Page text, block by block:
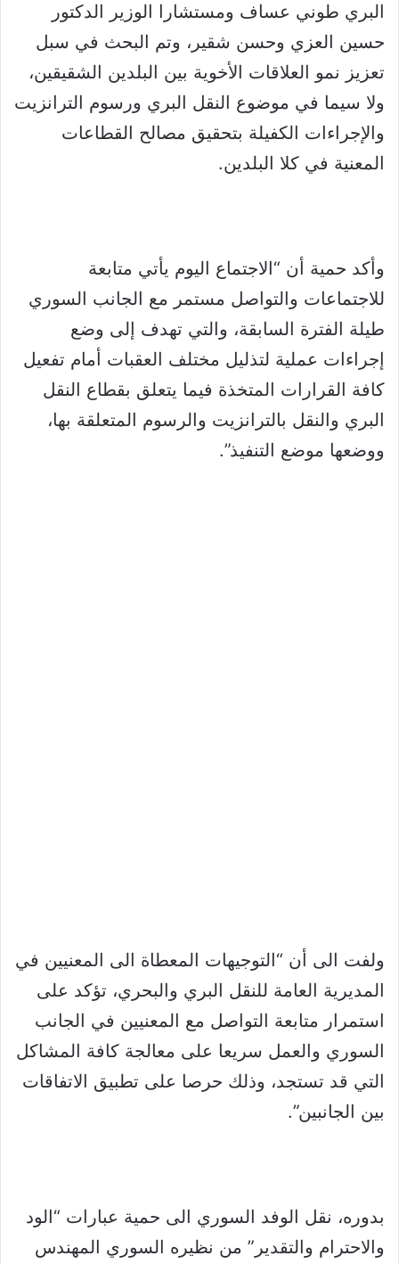
البري طوني عساف ومستشارا الوزير الدكتور
حسين العزي وحسن شقير، وتم البحث في سبل
تعزيز نمو العلاقات الأخوية بين البلدين الشقيقين،
ولا سيما في موضوع النقل البري ورسوم الترانزيت
والإجراءات الكفيلة بتحقيق مصالح القطاعات
المعنية في كلا البلدين.
وأكد حمية أن “الاجتماع اليوم يأتي متابعة
للاجتماعات والتواصل مستمر مع الجانب السوري
طيلة الفترة السابقة، والتي تهدف إلى وضع
إجراءات عملية لتذليل مختلف العقبات أمام تفعيل
كافة القرارات المتخذة فيما يتعلق بقطاع النقل
البري والنقل بالترانزيت والرسوم المتعلقة بها،
ووضعها موضع التنفيذ”.
ولفت الى أن “التوجيهات المعطاة الى المعنيين في
المديرية العامة للنقل البري والبحري، تؤكد على
استمرار متابعة التواصل مع المعنيين في الجانب
السوري والعمل سريعا على معالجة كافة المشاكل
التي قد تستجد، وذلك حرصا على تطبيق الاتفاقات
بين الجانبين”.
بدوره، نقل الوفد السوري الى حمية عبارات “الود
والاحترام والتقدير” من نظيره السوري المهندس